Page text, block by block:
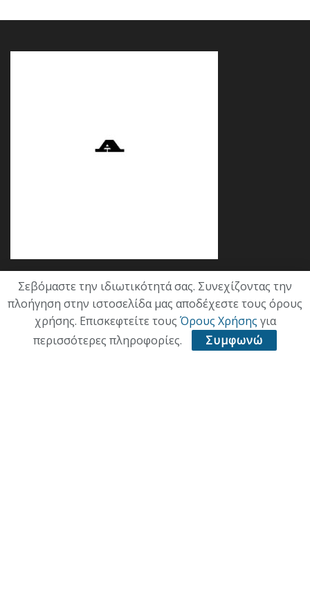
Κατηγορίες
ΕΠΙΚΑΙΡΟΤΗΤΑ
Σεβόμαστε την ιδιωτικότητά σας. Συνεχίζοντας την
πλοήγηση στην ιστοσελίδα μας αποδέχεστε τους όρους
χρήσης. Επισκεφτείτε τους Όρους Χρήσης για
περισσότερες πληροφορίες.
Συμφωνώ